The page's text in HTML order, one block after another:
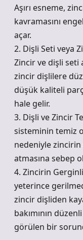
Aşırı esneme,
kavramasını
açar.
2. Dişli Seti veya
Zincir ve dişli seti
zincir dişlilere
düşük kaliteli
hale gelir.
3. Dişli ve Zincir
sisteminin temiz
nedeniyle zincirin
atmasına sebep
4. Zincirin
yeterince
zincir dişliden
bakımının
görülen bir